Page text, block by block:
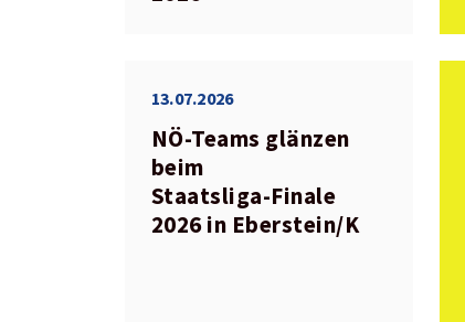
13.07.2026
NÖ‑Teams glänzen
beim
Staatsliga‑Finale
2026 in Eberstein/K